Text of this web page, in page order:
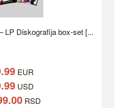
LP Diskografija box-set [...
EUR
USD
RSD